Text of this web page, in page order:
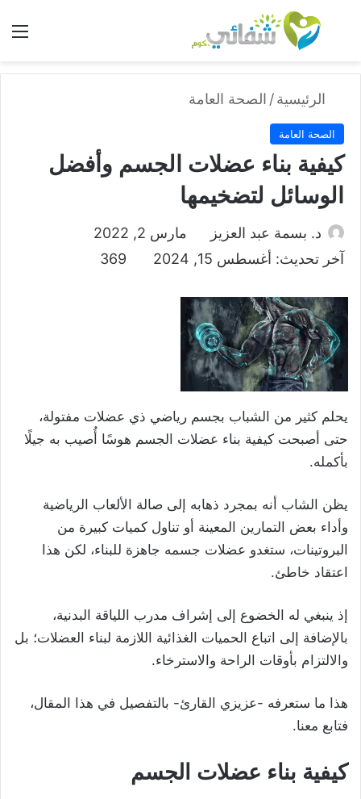
بحث عن
الرئيسية/ الصحة العامة
الصحة العامة
كيفية بناء عضلات الجسم وأفضل
الوسائل لتضخيمها
د. بسمة عبد العزيز
مارس 2, 2022
آخر تحديث: أغسطس 15, 2024
369
يحلم كثير من الشباب بجسم رياضي ذي عضلات مفتولة،
حتى أصبحت كيفية بناء عضلات الجسم هوسًا أُصيب به جيلًا
بأكمله.
يظن الشاب أنه بمجرد ذهابه إلى صالة الألعاب الرياضية
وأداء بعض التمارين المعينة أو تناول كميات كبيرة من
البروتينات، ستغدو عضلات جسمه جاهزة للبناء، لكن هذا
اعتقاد خاطئ.
إذ ينبغي له الخضوع إلى إشراف مدرب اللياقة البدنية،
بالإضافة إلى اتباع الحميات الغذائية اللازمة لبناء العضلات؛ بل
والالتزام بأوقات الراحة والاسترخاء.
هذا ما ستعرفه -عزيزي القارئ- بالتفصيل في هذا المقال،
فتابع معنا.
كيفية بناء عضلات الجسم